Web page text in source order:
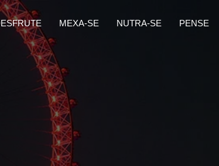
MEXA-SE NUTRA-SE PENSE